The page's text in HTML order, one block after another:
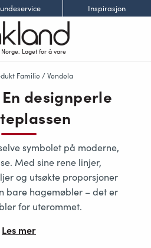
Inspirasjon
Laget for å vare
Familie / Vendela
designperle
symbolet på moderne,
Med sine rene linjer,
og utsøkte proporsjoner
bare hagemøbler – det er
for uterommet.
Les mer